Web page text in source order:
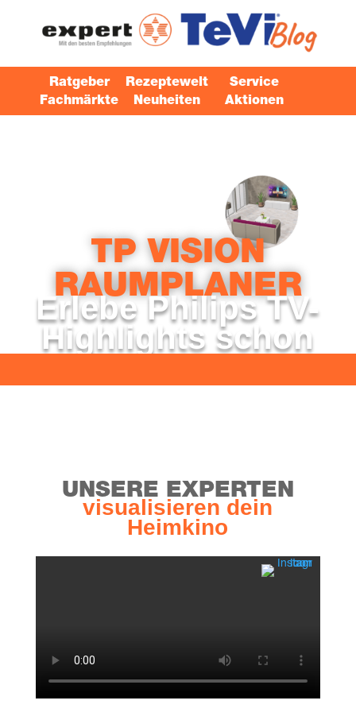
Ratgeber Rezeptewelt
Service
Fachmärkte
Neuheiten Aktionen
TP VISI­ON
RAUMPLANER
Erle­be Phil­ips TV-
High­lights schon
UNSE­RE EXPERTEN
visua­li­sie­ren dein
Heimkino